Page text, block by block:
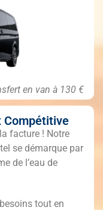
en van à 130 €
Compétitive
facture ! Notre
se démarque par
de l’eau de
tout en